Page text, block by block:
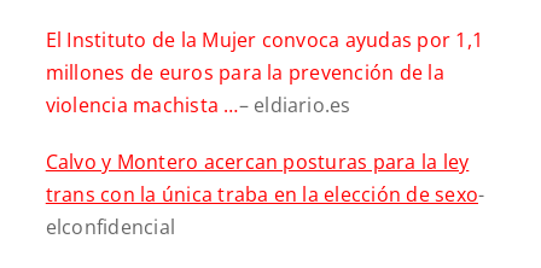
El Instituto de la Mujer convoca ayudas por 1,1
millones de euros para la prevención de la
violencia machista …– eldiario.es
Calvo y Montero acercan posturas para la ley
trans con la única traba en la elección de sexo-
elconfidencial